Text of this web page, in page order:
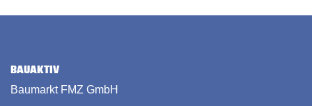
BAUAKTIV
Baumarkt FMZ GmbH